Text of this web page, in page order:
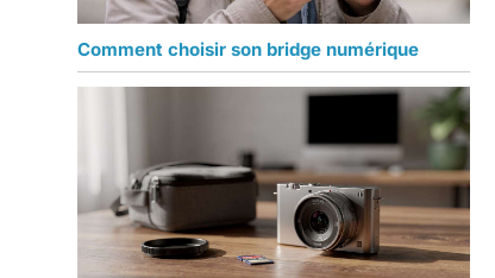
Comment choisir son bridge numérique